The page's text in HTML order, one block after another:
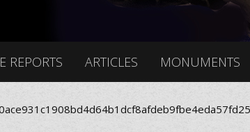
REPORTS ARTICLES MONUMENTS